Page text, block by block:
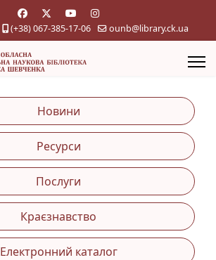
(+38) 067-385-17-06 ounb@library.ck.ua
Новини
Ресурси
Послуги
Краєзнавство
Електронний каталог